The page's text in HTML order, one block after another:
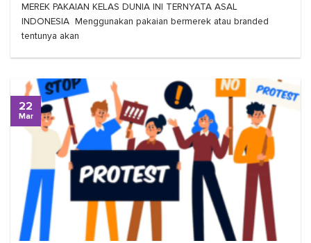
MEREK PAKAIAN KELAS DUNIA INI TERNYATA ASAL
INDONESIA Menggunakan pakaian bermerek atau branded
tentunya akan
22
Mar